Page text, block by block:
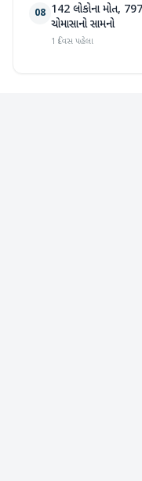
08 142 લોકોના મોત,
ચોમાસાનો સામનો
1 દિવસ પહેલા